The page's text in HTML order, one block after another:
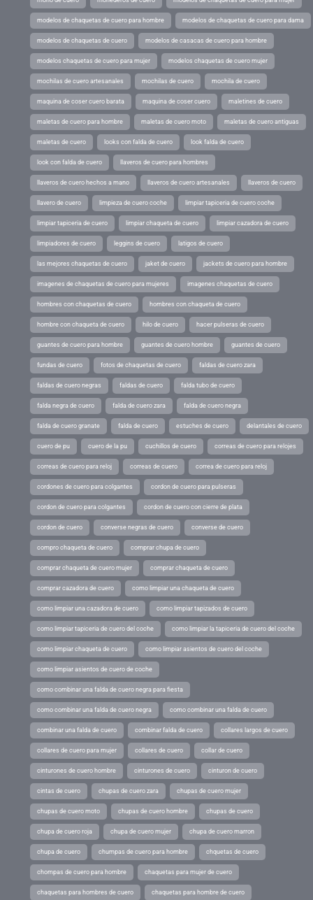
modelos de chaquetas de cuero para hombre modelos de chaquetas de cuero para dama
modelos de chaquetas de cuero modelos de casacas de cuero para hombre
modelos chaquetas de cuero para mujer modelos chaquetas de cuero mujer
mochilas de cuero artesanales mochilas de cuero mochila de cuero
maquina de coser cuero barata maquina de coser cuero maletines de cuero
maletas de cuero para hombre maletas de cuero moto maletas de cuero antiguas
maletas de cuero looks con falda de cuero look falda de cuero
look con falda de cuero llaveros de cuero para hombres
llaveros de cuero hechos a mano llaveros de cuero artesanales llaveros de cuero
llavero de cuero limpieza de cuero coche limpiar tapiceria de cuero coche
limpiar tapiceria de cuero limpiar chaqueta de cuero limpiar cazadora de cuero
limpiadores de cuero leggins de cuero latigos de cuero
las mejores chaquetas de cuero jaket de cuero jackets de cuero para hombre
imagenes de chaquetas de cuero para mujeres imagenes chaquetas de cuero
hombres con chaquetas de cuero hombres con chaqueta de cuero
hombre con chaqueta de cuero hilo de cuero hacer pulseras de cuero
guantes de cuero para hombre guantes de cuero hombre guantes de cuero
fundas de cuero fotos de chaquetas de cuero faldas de cuero zara
faldas de cuero negras faldas de cuero falda tubo de cuero
falda negra de cuero falda de cuero zara falda de cuero negra
falda de cuero granate falda de cuero estuches de cuero delantales de cuero
cuero de pu cuero de la pu cuchillos de cuero correas de cuero para relojes
correas de cuero para reloj correas de cuero correa de cuero para reloj
cordones de cuero para colgantes cordon de cuero para pulseras
cordon de cuero para colgantes cordon de cuero con cierre de plata
cordon de cuero converse negras de cuero converse de cuero
compro chaqueta de cuero comprar chupa de cuero
comprar chaqueta de cuero mujer comprar chaqueta de cuero
comprar cazadora de cuero como limpiar una chaqueta de cuero
como limpiar una cazadora de cuero como limpiar tapizados de cuero
como limpiar tapiceria de cuero del coche como limpiar la tapiceria de cuero del coche
como limpiar chaqueta de cuero como limpiar asientos de cuero del coche
como limpiar asientos de cuero de coche
como combinar una falda de cuero negra para fiesta
como combinar una falda de cuero negra como combinar una falda de cuero
combinar una falda de cuero combinar falda de cuero collares largos de cuero
collares de cuero para mujer collares de cuero collar de cuero
cinturones de cuero hombre cinturones de cuero cinturon de cuero
cintas de cuero chupas de cuero zara chupas de cuero mujer
chupas de cuero moto chupas de cuero hombre chupas de cuero
chupa de cuero roja chupa de cuero mujer chupa de cuero marron
chupa de cuero chumpas de cuero para hombre chquetas de cuero
chompas de cuero para hombre chaquetas para mujer de cuero
chaquetas para hombres de cuero chaquetas para hombre de cuero